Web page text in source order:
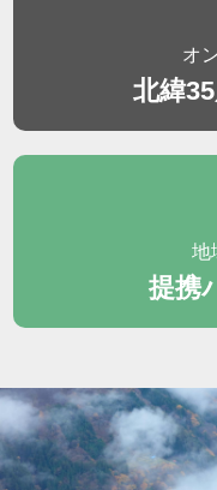
オ
北緯
地
提携